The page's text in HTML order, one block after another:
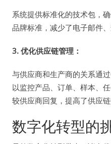
系统提供标准化的技术包，
品牌标准，减少了电子邮件、
3. 优化供应链管理：
与供应商和生产商的关系通
以监控产品、订单、样本、
较供应商回复，提高了供应链
数字化转型的